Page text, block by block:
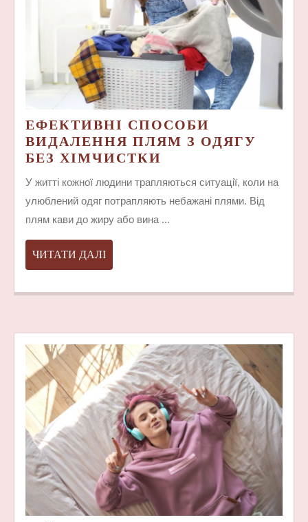
ЕФЕКТИВНІ СПОСОБИ
ВИДАЛЕННЯ ПЛЯМ З ОДЯГУ
БЕЗ ХІМЧИСТКИ
ВИДАЛЕННЯ
ПЛЯМ
З
У житті кожної людини трапляються ситуації, коли на
улюблений одяг потрапляють небажані плями. Від
плям кави до жиру або вина ...
ЧИТАТИ ДАЛІЧИТАТИ
ДАЛІ